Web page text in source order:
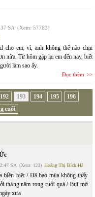
SA (Xem: 57783)
cho em, vì, anh không thể nào chịu
nữa. Từ hôm gặp lại em đến nay, biết
làm sao ấy.
Đọc thêm
192 193 194 195
196
cuối
SA (Xem: 123) Hoàng Thị Bích Hà
biền biệt / Đã bao mùa không thấy
tháng năm rong ruỗi quá / Bụi mờ
xưa